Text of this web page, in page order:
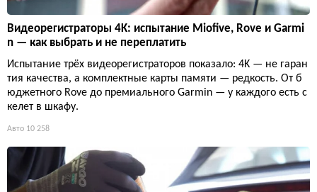
Видеорегистраторы 4K: испытание Miofive, Rove и Garmi
n — как выбрать и не переплатить
Испытание трёх видеорегистраторов показало: 4K — не гаран
тия качества, а комплектные карты памяти — редкость. От б
юджетного Rove до премиального Garmin — у каждого есть с
келет в шкафу.
Авто 10 258